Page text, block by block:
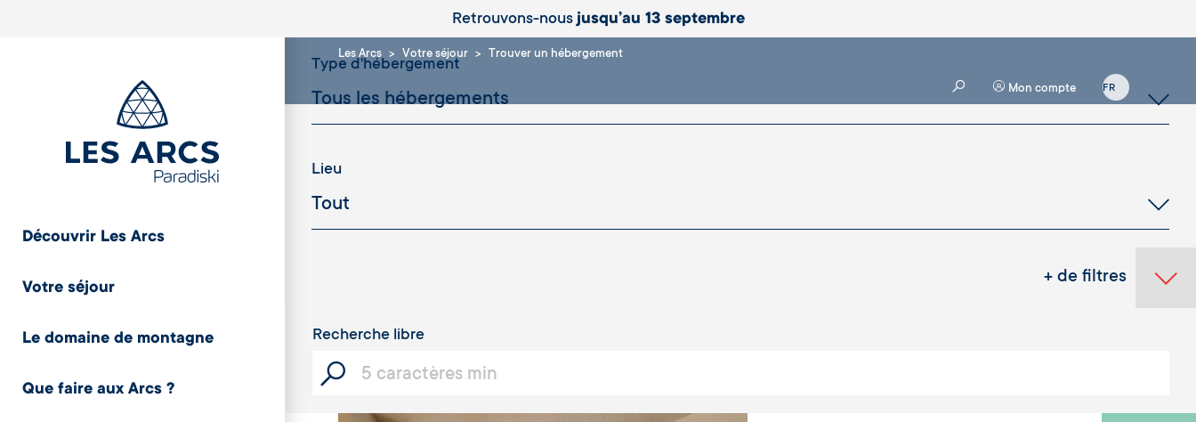
Retrouvons-nousjusqu’au 13 septembre
Découvrir Les Arcs
Votre séjour
Le domaine de montagne
Que faire aux Arcs ?
Les Arcs Votre séjour Trouver un hébergement
Mon compte
Type d'hébergement
Lieu
+ de filtres
Recherche libre
Capacité